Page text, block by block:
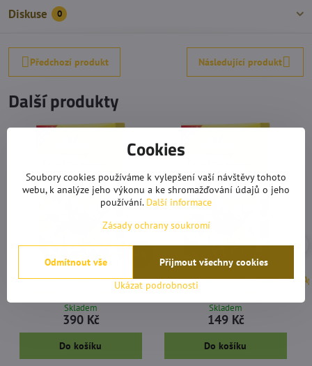
Diskuse 0
Předchozí produkt Následující produkt
Další produkty
Ferramol Neudorff - 1 kg -
přípravek na ochranu rostlin
Skladem
390 Kč
Do košíku
Ferramol Neudorff - 200 g -
přípravek na ochranu rostlin
Skladem
149 Kč
Do košíku
Cookies
Soubory cookies používáme k vylepšení vaší návštěvy tohoto
webu, k analýze jeho výkonu a ke shromažďování údajů o jeho
používání. Další informace
Zásady ochrany soukromí
Ukázat podrobnosti
Přijmout všechny cookies
Odmítnout vše